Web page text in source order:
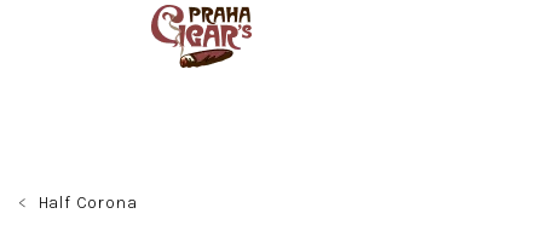
Half Corona